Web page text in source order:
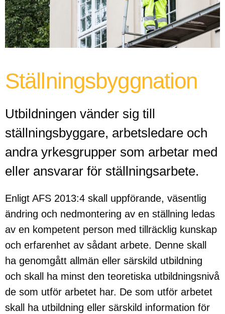
Ställningsbyggnation
Utbildningen vänder sig till
ställningsbyggare, arbetsledare och
andra yrkesgrupper som arbetar med
eller ansvarar för ställningsarbete.
Enligt AFS 2013:4 skall uppförande, väsentlig
ändring och nedmontering av en ställning ledas
av en kompetent person med tillräcklig kunskap
och erfarenhet av sådant arbete. Denne skall
ha genomgått allmän eller särskild utbildning
och skall ha minst den teoretiska utbildningsnivå
de som utför arbetet har. De som utför arbetet
skall ha utbildning eller särskild information för